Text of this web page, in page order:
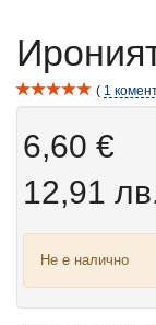
1
6,60 €
12,91
Не е налично